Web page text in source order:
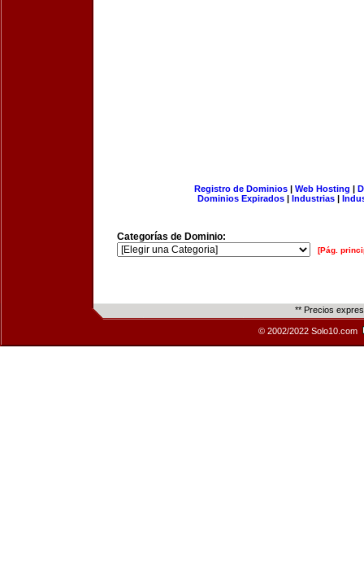
Registro de Dominios| Web Hosting |
Dominios Expirados | Industrias |
Categorías de Dominio:
[Pág.
** Precios
© 2002/2022 Solo10.com